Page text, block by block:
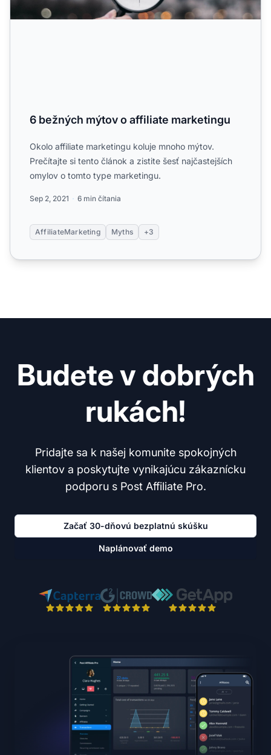
6 bežných mýtov o affiliate marketingu
Okolo affiliate marketingu koluje mnoho mýtov.
Prečítajte si tento článok a zistite šesť najčastejších
omylov o tomto type marketingu.
Sep 2, 2021 6 min čítania
AffiliateMarketing Myths +3
Budete v dobrých
rukách!
Pridajte sa k našej komunite spokojných
klientov a poskytujte vynikajúcu zákaznícku
podporu s Post Affiliate Pro.
Začať 30-dňovú bezplatnú skúšku
Naplánovať demo